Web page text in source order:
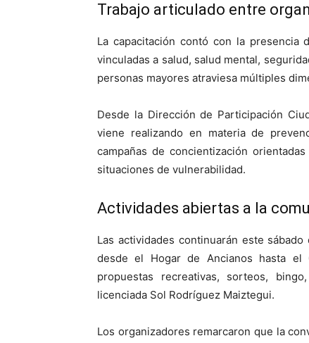
Trabajo articulado entre
La capacitación contó con la presencia
vinculadas a salud, salud mental,
personas mayores atraviesa múltiples
Desde la Dirección de Participación
viene realizando en materia de
campañas de concientización
situaciones de vulnerabilidad.
Actividades abiertas a la
Las actividades continuarán este
desde el Hogar de Ancianos hasta el
propuestas recreativas, sorteos,
licenciada Sol Rodríguez Maiztegui.
Los organizadores remarcaron que la